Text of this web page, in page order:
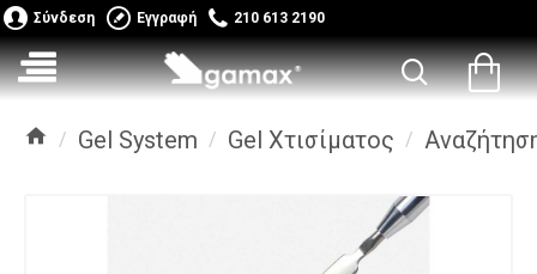
Σύνδεση Εγγραφή 210 613 2190
Gel System Gel Χτισίματος